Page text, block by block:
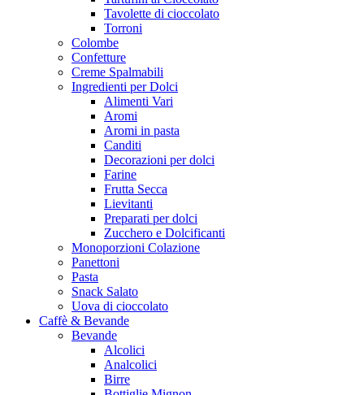
Tavolette di cioccolato
Torroni
Colombe
Confetture
Creme Spalmabili
Ingredienti per Dolci
Alimenti Vari
Aromi
Aromi in pasta
Canditi
Decorazioni per dolci
Farine
Frutta Secca
Lievitanti
Preparati per dolci
Zucchero e Dolcificanti
Monoporzioni Colazione
Panettoni
Pasta
Snack Salato
Uova di cioccolato
Caffè & Bevande
Bevande
Alcolici
Analcolici
Birre